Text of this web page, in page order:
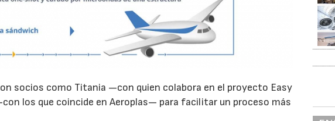
socios como Titania —con quien colabora en el proyecto Easy
los que coincide en Aeroplas— para facilitar un proceso más
07/07/2026 21/07/2026